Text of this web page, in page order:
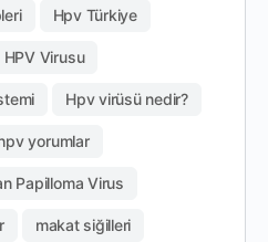
Hpv Türkiye
HPV Virusu
Hpv virüsü nedir?
yorumlar
Papilloma Virus
makat siğilleri